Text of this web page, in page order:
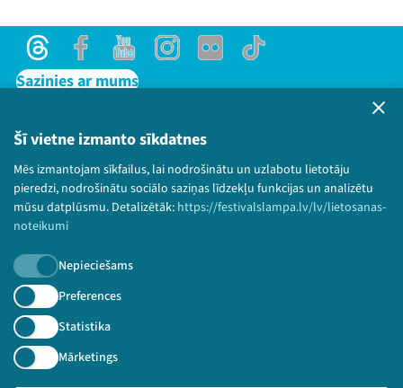
Šī vietne izmanto sīkdatnes
Mēs izmantojam sīkfailus, lai nodrošinātu un uzlabotu lietotāju
pieredzi, nodrošinātu sociālo saziņas līdzekļu funkcijas un analizētu
mūsu datplūsmu. Detalizētāk: https://festivalslampa.lv/lv/lietosanas-
noteikumi
Nepieciešams
Preferences
Statistika
Mārketings
ThreadsFacebookYoutubeInstagram
Flick TikTok
Sazinies ar mums
Lietošanas noteikumi un sīkdatņu politika
Bērnu aizsardzības politika
© 2026 Sarunu festivāls LAMPA Visas tiesības
paturētas.
Piesakies jaunumiem!
Nepalaid garām aktuālāko informāciju!